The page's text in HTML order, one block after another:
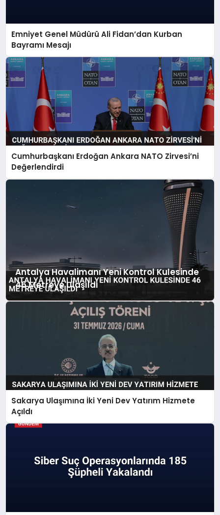
Emniyet Genel Müdürü Ali Fidan’dan Kurban
Bayramı Mesajı
Cumhurbaşkanı Erdoğan Ankara NATO Zirvesi’ni
Değerlendirdi
Antalya Havalimanı Yeni Kontrol Kulesinde
46 Metreye Ulaşıldı
Sakarya Ulaşımına İki Yeni Dev Yatırım Hizmete
Açıldı